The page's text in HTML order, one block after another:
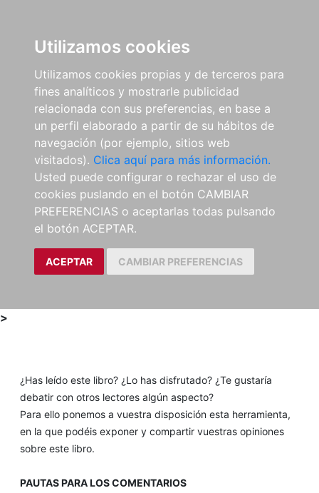
Utilizamos cookies
Utilizamos cookies propias y de terceros para
fines analíticos y mostrarle publicidad
relacionada con sus preferencias, en base a
un perfil elaborado a partir de su hábitos de
navegación (por ejemplo, sitios web
visitados). Clica aquí para más información.
Usted puede configurar o rechazar el uso de
cookies puslando en el botón CAMBIAR
PREFERENCIAS o aceptarlas todas pulsando
el botón ACEPTAR.
ACEPTAR CAMBIAR PREFERENCIAS
>
¿Has leído este libro? ¿Lo has disfrutado? ¿Te gustaría
debatir con otros lectores algún aspecto?
Para ello ponemos a vuestra disposición esta herramienta,
en la que podéis exponer y compartir vuestras opiniones
sobre este libro.
PAUTAS PARA LOS COMENTARIOS